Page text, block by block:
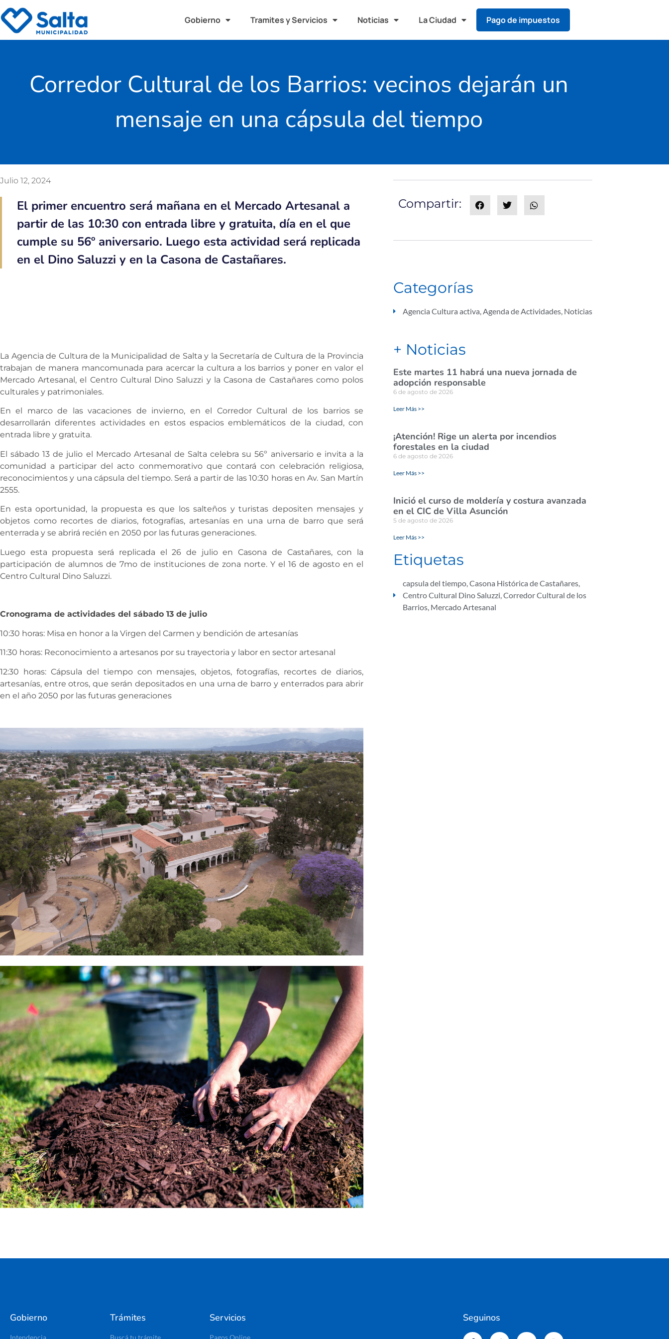
Gobierno Tramites y Servicios Noticias La Ciudad Pago de impuestos
Corredor Cultural de los Barrios: vecinos dejarán un
mensaje en una cápsula del tiempo
Julio 12, 2024
El primer encuentro será mañana en el Mercado Artesanal a
partir de las 10:30 con entrada libre y gratuita, día en el que
cumple su 56º aniversario. Luego esta actividad será replicada
en el Dino Saluzzi y en la Casona de Castañares.
La Agencia de Cultura de la Municipalidad de Salta y la Secretaría de Cultura de la Provincia
trabajan de manera mancomunada para acercar la cultura a los barrios y poner en valor el
Mercado Artesanal, el Centro Cultural Dino Saluzzi y la Casona de Castañares como polos
culturales y patrimoniales.
En el marco de las vacaciones de invierno, en el Corredor Cultural de los barrios se
desarrollarán diferentes actividades en estos espacios emblemáticos de la ciudad, con
entrada libre y gratuita.
El sábado 13 de julio el Mercado Artesanal de Salta celebra su 56º aniversario e invita a la
comunidad a participar del acto conmemorativo que contará con celebración religiosa,
reconocimientos y una cápsula del tiempo. Será a partir de las 10:30 horas en Av. San Martín
2555.
En esta oportunidad, la propuesta es que los salteños y turistas depositen mensajes y
objetos como recortes de diarios, fotografías, artesanías en una urna de barro que será
enterrada y se abrirá recién en 2050 por las futuras generaciones.
Luego esta propuesta será replicada el 26 de julio en Casona de Castañares, con la
participación de alumnos de 7mo de instituciones de zona norte. Y el 16 de agosto en el
Centro Cultural Dino Saluzzi.
Cronograma de actividades del sábado 13 de julio
10:30 horas: Misa en honor a la Virgen del Carmen y bendición de artesanías
11:30 horas: Reconocimiento a artesanos por su trayectoria y labor en sector artesanal
12:30 horas: Cápsula del tiempo con mensajes, objetos, fotografías, recortes de diarios,
artesanías, entre otros, que serán depositados en una urna de barro y enterrados para abrir
en el año 2050 por las futuras generaciones
Compartir:
Categorías
Agencia Cultura activa,Agenda de Actividades, Noticias
+ Noticias
Este martes 11 habrá una nueva jornada de
adopción responsable
6 de agosto de 2026
Leer Más >>
¡Atención! Rige un alerta por incendios
forestales en la ciudad
6 de agosto de 2026
Leer Más >>
Inició el curso de moldería y costura avanzada
en el CIC de Villa Asunción
5 de agosto de 2026
Leer Más >>
Etiquetas
capsula del tiempo,Casona Histórica de Castañares,
Centro Cultural Dino Saluzzi,Corredor Cultural de los
Barrios, Mercado Artesanal
Gobierno
Intendencia
Trámites
Buscá tu trámite
Servicios
Pagos Online
Seguinos